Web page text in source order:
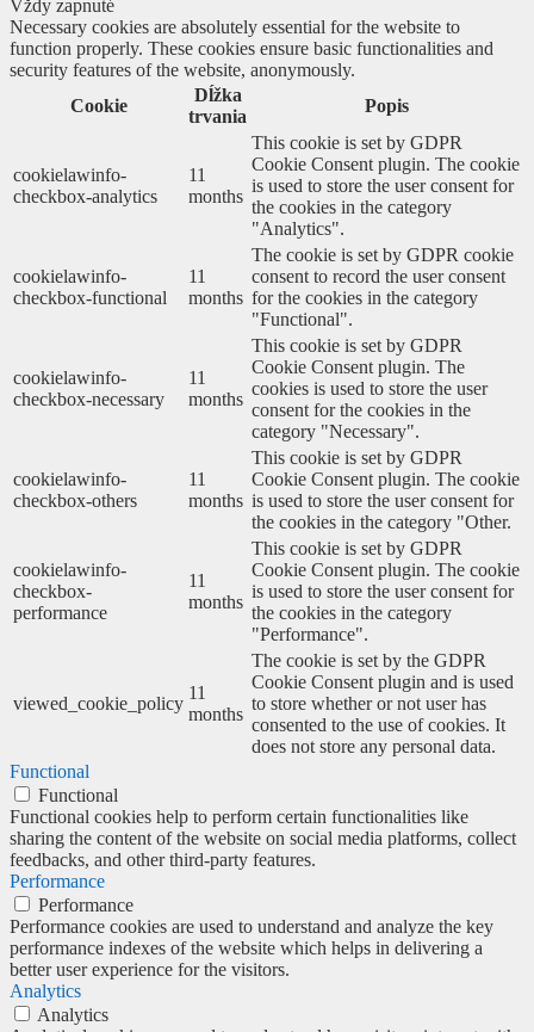
Vždy zapnuté
Necessary cookies are absolutely essential for the website to
function properly. These cookies ensure basic functionalities and
security features of the website, anonymously.
Cookie
Dĺžka
trvania
Popis
cookielawinfo-
checkbox-analytics
11
months
This cookie is set by GDPR
Cookie Consent plugin. The cookie
is used to store the user consent for
the cookies in the category
"Analytics".
cookielawinfo-
checkbox-functional
11
months
The cookie is set by GDPR cookie
consent to record the user consent
for the cookies in the category
"Functional".
cookielawinfo-
checkbox-necessary
11
months
This cookie is set by GDPR
Cookie Consent plugin. The
cookies is used to store the user
consent for the cookies in the
category "Necessary".
cookielawinfo-
checkbox-others
11
months
This cookie is set by GDPR
Cookie Consent plugin. The cookie
is used to store the user consent for
the cookies in the category "Other.
cookielawinfo-
checkbox-
performance
11
months
This cookie is set by GDPR
Cookie Consent plugin. The cookie
is used to store the user consent for
the cookies in the category
"Performance".
viewed_cookie_policy
11
months
The cookie is set by the GDPR
Cookie Consent plugin and is used
to store whether or not user has
consented to the use of cookies. It
does not store any personal data.
Functional
Functional
Functional cookies help to perform certain functionalities like
sharing the content of the website on social media platforms, collect
feedbacks, and other third-party features.
Performance
Performance
Performance cookies are used to understand and analyze the key
performance indexes of the website which helps in delivering a
better user experience for the visitors.
Analytics
Analytics